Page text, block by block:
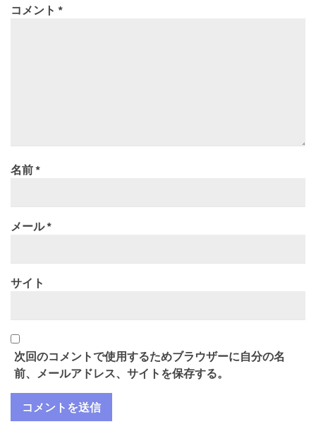
コメント *
名前*
メール*
サイト
次回のコメントで使用するためブラウザーに自分の名
前、メールアドレス、サイトを保存する。